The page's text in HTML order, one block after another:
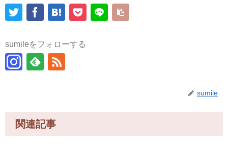
sumileをフォローする
sumile
関連記事